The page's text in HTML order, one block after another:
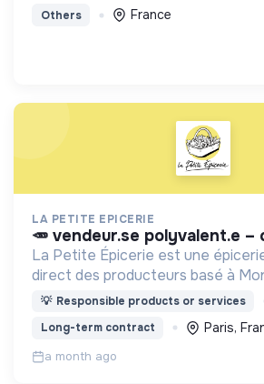
Others France
LA PETITE EPICERIE
🥕 vendeur.se polyvalent.e –
La Petite Épicerie est une
direct des producteurs basé à
2017.
💡 Responsible products or services
Long-term contract
Paris,
a month ago